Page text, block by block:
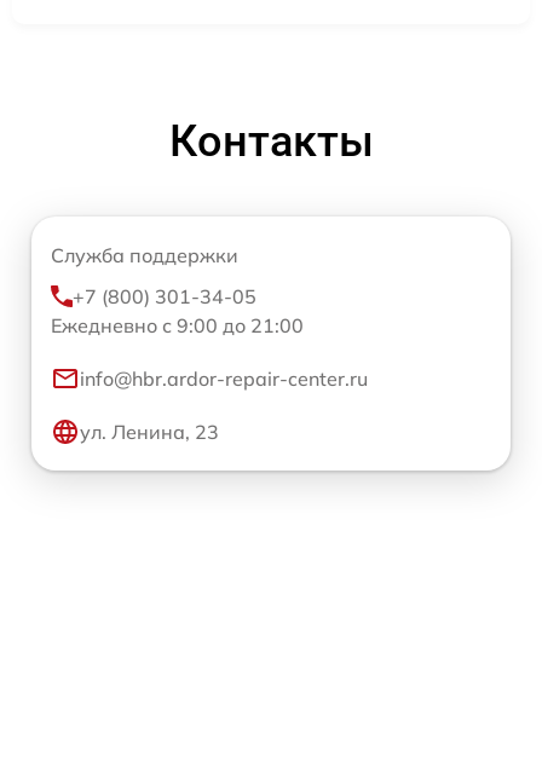
Контакты
Служба поддержки
+7 (800) 301-34-05
Ежедневно с 9:00 до 21:00
info@hbr.ardor-repair-center.ru
ул. Ленина, 23